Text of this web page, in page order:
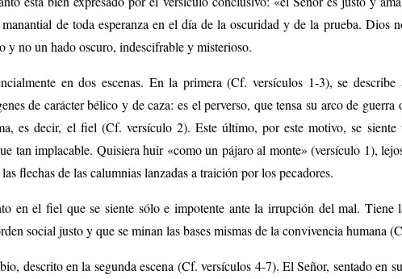
de toda esperanza en el día de la oscuridad y de la prueba. Dios
y no un hado oscuro, indescifrable y misterioso.
en dos escenas. En la primera (Cf. versículos 1-3), se
de carácter bélico y de caza: es el perverso, que tensa su arco de guerra
es decir, el fiel (Cf. versículo 2). Este último, por este motivo, se
tan implacable. Quisiera huir «como un pájaro al monte» (versículo 1),
flechas de las calumnias lanzadas a traición por los pecadores.
en el fiel que se siente sólo e impotente ante la irrupción del mal. Tiene
social justo y que se minan las bases mismas de la convivencia humana
descrito en la segunda escena (Cf. versículos 4-7). El Señor, sentado en